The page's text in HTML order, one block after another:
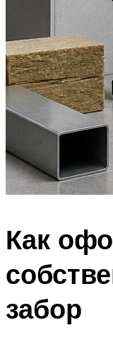
Как
забор